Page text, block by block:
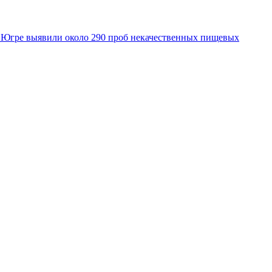
выявили около 290 проб некачественных пищевых